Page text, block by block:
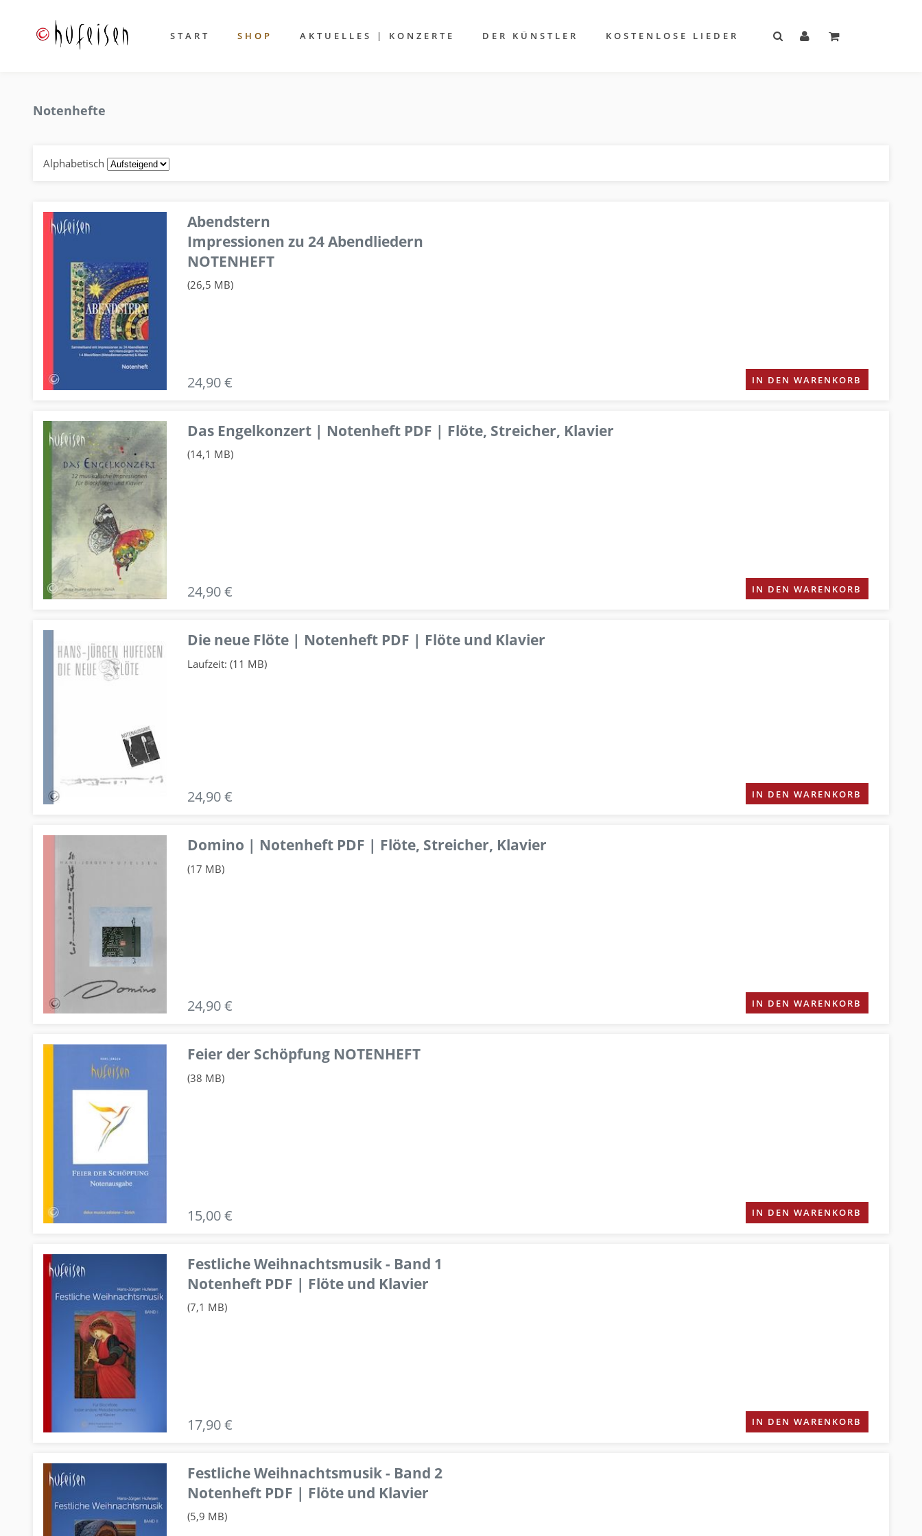
START SHOP AKTUELLES | KONZERTE DER KÜNSTLER KOSTENLOSE LIEDER
Notenhefte
Alphabetisch
Abendstern
Impressionen zu 24 Abendliedern
NOTENHEFT
(26,5 MB)
24,90 € IN DEN WARENKORB
Das Engelkonzert | Notenheft PDF | Flöte, Streicher, Klavier
(14,1 MB)
24,90 € IN DEN WARENKORB
Die neue Flöte | Notenheft PDF | Flöte und Klavier
Laufzeit: (11 MB)
24,90 € IN DEN WARENKORB
Domino | Notenheft PDF | Flöte, Streicher, Klavier
(17 MB)
24,90 € IN DEN WARENKORB
Feier der Schöpfung NOTENHEFT
(38 MB)
15,00 € IN DEN WARENKORB
Festliche Weihnachtsmusik - Band 1
Notenheft PDF | Flöte und Klavier
(7,1 MB)
17,90 € IN DEN WARENKORB
Festliche Weihnachtsmusik - Band 2
Notenheft PDF | Flöte und Klavier
(5,9 MB)